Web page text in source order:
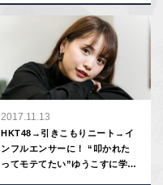
2017.11.13
HKT48→引きこもりニート→イ
ンフルエンサーに！ “叩かれた
ってモテてたい”ゆうこすに学